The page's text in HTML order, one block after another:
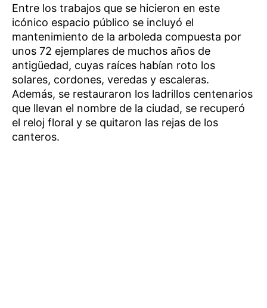
Entre los trabajos que se hicieron en este
icónico espacio público se incluyó el
mantenimiento de la arboleda compuesta por
unos 72 ejemplares de muchos años de
antigüedad, cuyas raíces habían roto los
solares, cordones, veredas y escaleras.
Además, se restauraron los ladrillos centenarios
que llevan el nombre de la ciudad, se recuperó
el reloj floral y se quitaron las rejas de los
canteros.